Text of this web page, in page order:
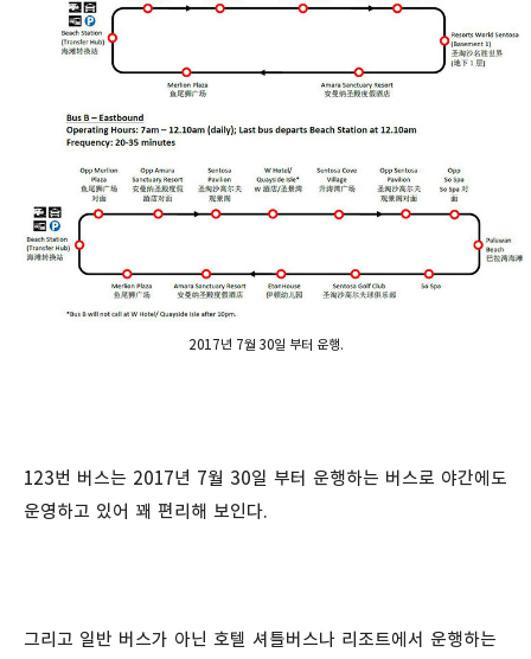
2017년 7월 30일 부터 운행.
123번 버스는 2017년 7월 30일 부터 운행하는 버스로 야간에도
운영하고 있어 꽤 편리해 보인다.
그리고 일반 버스가 아닌 호텔 셔틀버스나 리조트에서 운행하는